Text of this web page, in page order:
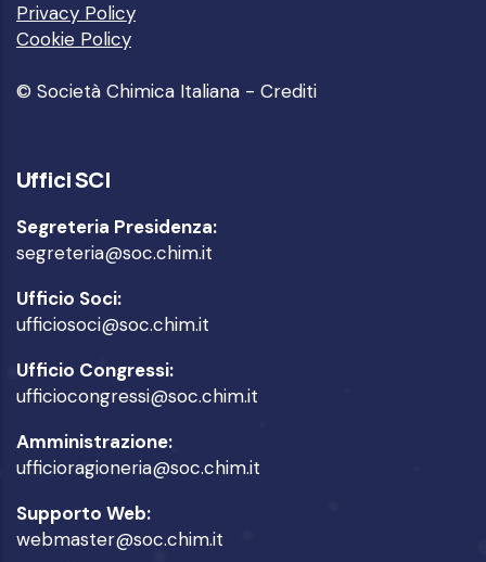
Privacy Policy
Cookie Policy
© Società Chimica Italiana - Crediti
Uffici SCI
Segreteria Presidenza:
segreteria@soc.chim.it
Ufficio Soci:
ufficiosoci@soc.chim.it
Ufficio Congressi:
ufficiocongressi@soc.chim.it
Amministrazione:
ufficioragioneria@soc.chim.it
Supporto Web:
webmaster@soc.chim.it